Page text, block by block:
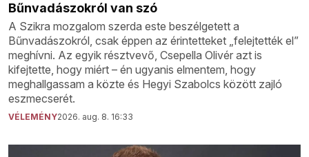
Bűnvadászokról van szó
A Szikra mozgalom szerda este beszélgetett a
Bűnvadászokról, csak éppen az érintetteket „felejtették el”
meghívni. Az egyik résztvevő, Csepella Olivér azt is
kifejtette, hogy miért – én ugyanis elmentem, hogy
meghallgassam a közte és Hegyi Szabolcs között zajló
eszmecserét.
VÉLEMÉNY2026. aug. 8. 16:33